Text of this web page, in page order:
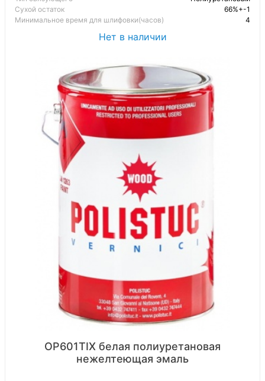
Сухой остаток
66%+-1
Минимальное время для шлифовки(часов)
4
Нет в наличии
OP601TIX белая полиуретановая
нежелтеющая эмаль